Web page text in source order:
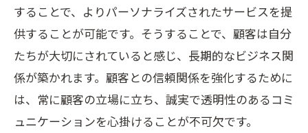
することで、よりパーソナライズされたサービスを提
供することが可能です。そうすることで、顧客は自分
たちが大切にされていると感じ、長期的なビジネス関
係が築かれます。顧客との信頼関係を強化するために
は、常に顧客の立場に立ち、誠実で透明性のあるコミ
ュニケーションを心掛けることが不可欠です。